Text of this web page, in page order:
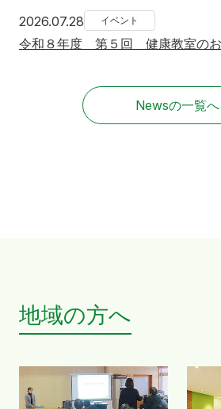
2026.07.28 2026年7月28日
イベント
令和８年度 第５回 健康教室の
Newsの一覧へ
地域の方へ